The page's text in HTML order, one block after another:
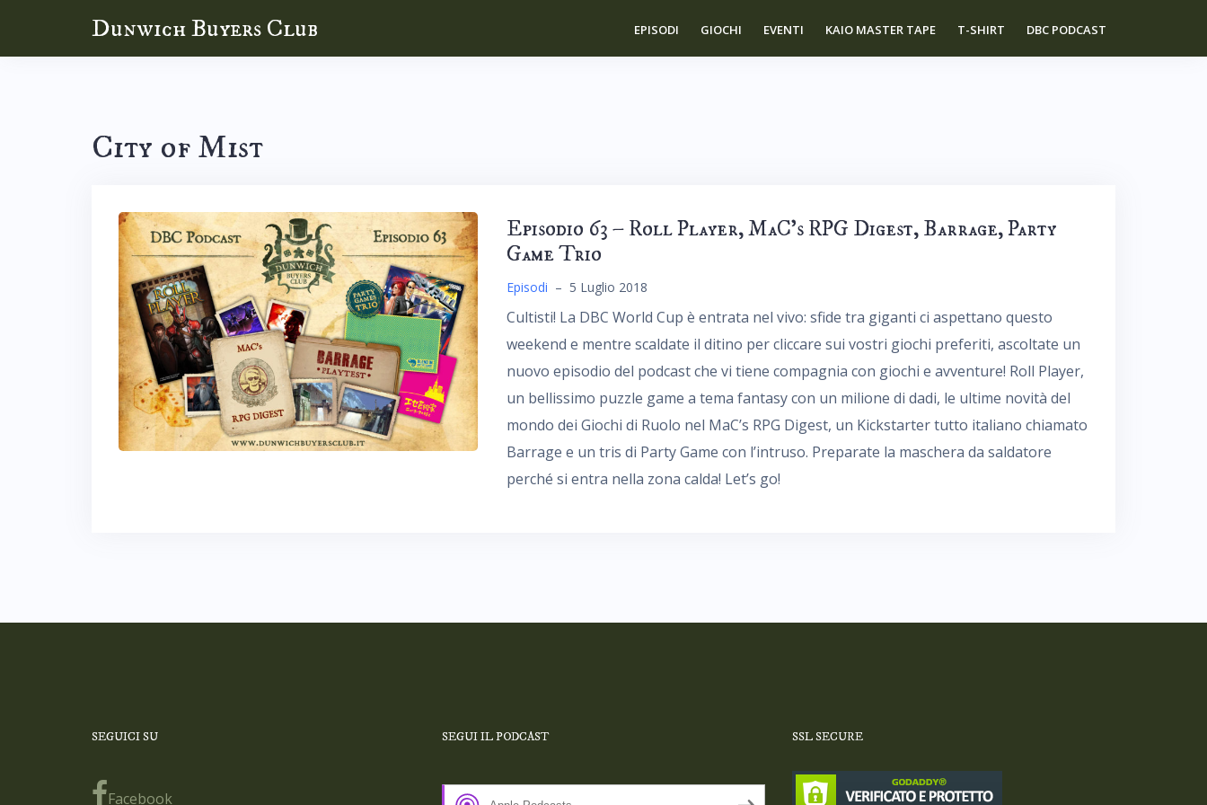
Dunwich Buyers Club EPISODI GIOCHI EVENTI KAIO MASTER TAPE T-SHIRT DBC PODCAST
City of Mist
Episodio 63 – Roll Player, MaC’s RPG Digest, Barrage, Party
Game Trio
Episodi – 5 Luglio 2018
Cultisti! La DBC World Cup è entrata nel vivo: sfide tra giganti ci aspettano questo
weekend e mentre scaldate il ditino per cliccare sui vostri giochi preferiti, ascoltate un
nuovo episodio del podcast che vi tiene compagnia con giochi e avventure! Roll Player,
un bellissimo puzzle game a tema fantasy con un milione di dadi, le ultime novità del
mondo dei Giochi di Ruolo nel MaC’s RPG Digest, un Kickstarter tutto italiano chiamato
Barrage e un tris di Party Game con l’intruso. Preparate la maschera da saldatore
perché si entra nella zona calda! Let’s go!
SEGUICI SU
Facebook
SEGUI IL PODCAST SSL SECURE